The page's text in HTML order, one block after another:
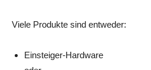
Viele Produkte sind entweder:
Einsteiger-Hardware